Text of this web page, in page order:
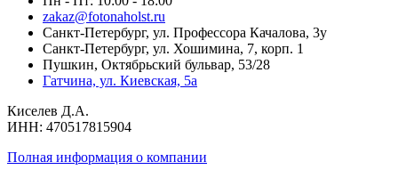
zakaz@fotonaholst.ru
Санкт-Петербург, ул. Профессора Качалова, 3у
Санкт-Петербург, ул. Хошимина, 7, корп. 1
Пушкин, Октябрьский бульвар, 53/28
Гатчина, ул. Киевская, 5а
Киселев Д.А.
ИНН: 470517815904
Полная информация о компании